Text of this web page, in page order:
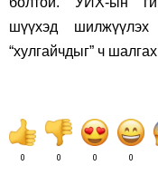
шүүхэд
“хулгайчдыг” ч
0 0 0 0